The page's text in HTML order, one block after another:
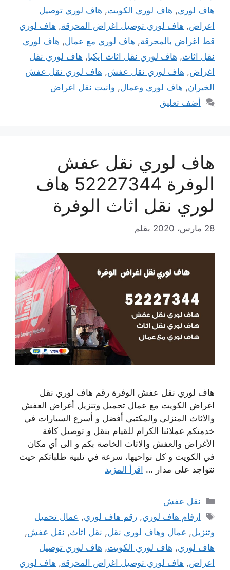
هاف لوري, هاف لوري الكويت, هاف لوري توصيل
اعراض, هاف لوري توصيل اغراض المحرقة, هاف لوري
قط اغراض بالمحرقة, هاف لوري مع عمال, هاف لوري
نقل اثاث, هاف لوري نقل اثاث ايكيا, هاف لوري نقل
اغراض, هاف لوري نقل عفش, هاف لوري نقل عفش
الخيران, هاف لوري وعمال, وانيت نقل اغراض
أضف تعليق
هاف لوري نقل عفش
الوفرة 52227344 هاف
لوري نقل اثاث الوفرة
28 مارس، 2020 بقلم
هاف لوري نقل عفش الوفرة رقم هاف لوري نقل
اغراض الكويت مع عمال تحميل وتنزيل أغراض العفش
والاثاث المنزلي والمكتبي أفضل و أسرع السيارات في
خدمتكم عملائنا الكرام للقيام بنقل و توصيل كافة
الأغراض والعفش والاثاث الخاصة بكم و الى أي مكان
في الكويت و كل نواحيها، سرعة في تلبية طلباتكم حيث
نتواجد على مدار … اقرأ المزيد
التصنيفات
نقل عفش
الوسوم
ارقام هاف لوري,رقم هاف لوري, عمال تحميل
وتنزيل, عمال وهاف لوري نقل, نقل اثاث, نقل عفش,
هاف لوري, هاف لوري الكويت, هاف لوري توصيل
اعراض, هاف لوري توصيل اغراض المحرقة, هاف لوري